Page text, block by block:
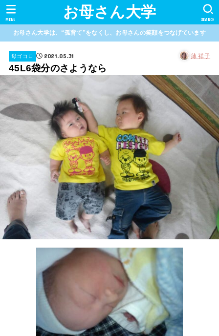
お母さん大学 SEARCH
MENU
お母さん大学は、“孤育て”をなくし、お母さんの笑顔をつなげています
母ゴコロ 2021.05.31 薄 祥子
45L6袋分のさようなら